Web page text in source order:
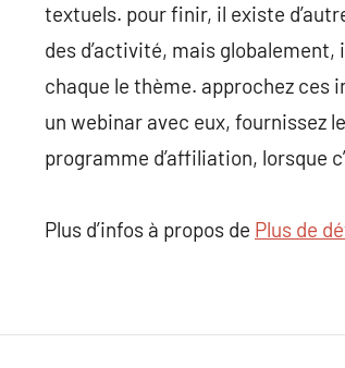
textuels. pour finir, il existe
des d’activité, mais
chaque le thème. approchez ces
un webinar avec eux, fournissez
programme d’affiliation, lorsque
Plus d’infos à propos de Plus de